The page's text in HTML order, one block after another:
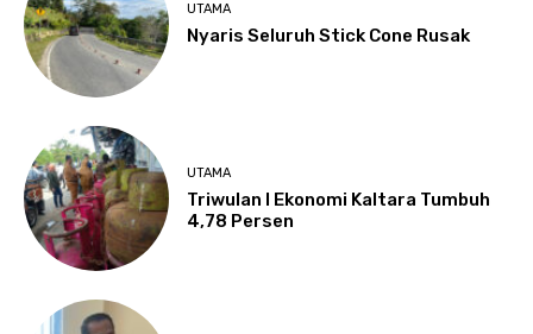
UTAMA
Nyaris Seluruh Stick Cone Rusak
UTAMA
Triwulan I Ekonomi Kaltara Tumbuh
4,78 Persen